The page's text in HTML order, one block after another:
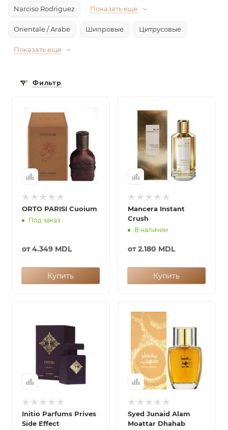
Narciso Rodriguez Показать еще
Orientale / Arabe Шипровые Цитрусовые
Показать еще
Фильтр
ORTO PARISI Cuoium
Под заказ
от4.349 MDL
Купить
Mancera Instant
Crush
В наличии
от2.180 MDL
Купить
Initio Parfums Prives
Side Effect
Syed Junaid Alam
Moattar Dhahab